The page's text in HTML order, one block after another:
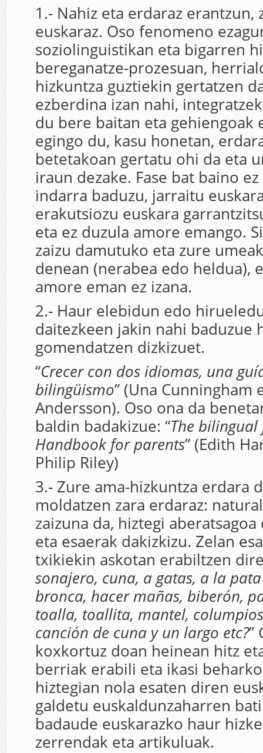
1.- Nahiz eta erdaraz erantzun,
euskaraz. Oso fenomeno
soziolinguistikan eta bigarren
bereganatze-prozesuan,
hizkuntza guztiekin gertatzen
ezberdina izan nahi,
du bere baitan eta gehiengoak
egingo du, kasu honetan,
betetakoan gertatu ohi da eta
iraun dezake. Fase bat baino
indarra baduzu, jarraitu
erakutsiozu euskara
eta ez duzula amore emango.
zaizu damutuko eta zure
denean (nerabea edo heldua),
amore eman ez izana.
2.- Haur elebidun edo
daitezkeen jakin nahi baduzue
gomendatzen dizkizuet.
“Crecer con dos idiomas, una
bilingüismo” (Una Cunningham
Andersson). Oso ona da
baldin badakizue: “The bilingual
Handbook for parents” (Edith
Philip Riley)
3.- Zure ama-hizkuntza erdara
moldatzen zara erdaraz:
zaizuna da, hiztegi
eta esaerak dakizkizu. Zelan
txikiekin askotan erabiltzen
sonajero, cuna, a gatas, a la
bronca, hacer mañas, biberón,
toalla, toallita, mantel,
canción de cuna y un largo etc?”
koxkortuz doan heinean hitz
berriak erabili eta ikasi
hiztegian nola esaten diren
galdetu euskaldunzaharren
badaude euskarazko haur
zerrendak eta artikuluak.